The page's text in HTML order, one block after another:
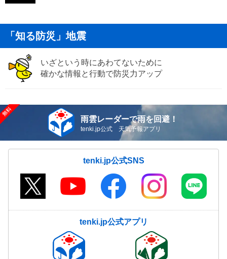
「知る防災」地震
いざという時にあわてないために
確かな情報と行動で防災力アップ
雨雲レーダーで雨を回避！
tenki.jp公式 天気予報アプリ
tenki.jp公式SNS
tenki.jp公式アプリ